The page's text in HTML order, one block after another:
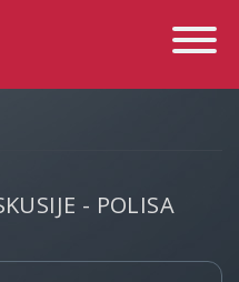
Toggle
- POLISA